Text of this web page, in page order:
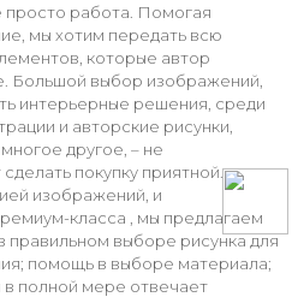
просто работа. Помогая
мы хотим передать всю
которые автор
Большой выбор изображений,
интерьерные решения, среди
и авторские рисунки,
другое, – не
покупку приятной.
изображений, и
класса , мы предлагаем
правильном выборе рисунка для
помощь в выборе материала;
в полной мере отвечает